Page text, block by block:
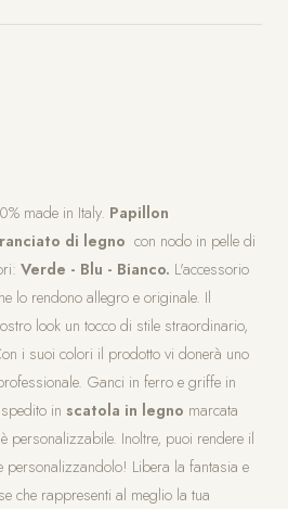
made in Italy. Papillon
di legno con nodo in pelle di
Verde - Blu - Bianco. L'accessorio
lo rendono allegro e originale. Il
look un tocco di stile straordinario,
i suoi colori il prodotto vi donerà uno
Ganci in ferro e griffe in
in scatola in legno marcata
personalizzabile. Inoltre, puoi rendere il
personalizzandolo! Libera la fantasia e
che rappresenti al meglio la tua